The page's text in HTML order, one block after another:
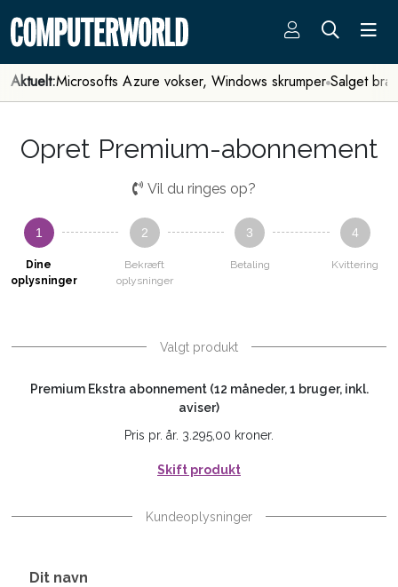
Aktuelt:Microsofts Azure vokser, Windows skrumper Salget
Opret Premium-abonnement
Vil du ringes op?
1
Dine
oplysninger
2
Bekræft
oplysninger
3
Betaling
4
Kvittering
Valgt produkt
Premium Ekstra abonnement (12 måneder, 1 bruger, inkl.
aviser)
Pris pr. år. 3.295,00 kroner.
Skift produkt
Kundeoplysninger
Dit navn